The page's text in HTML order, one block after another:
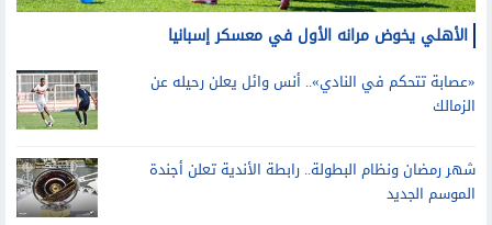
شهر رمضان ونظام البطولة.. رابطة الأندية تعلن أجندة
الموسم الجديد
قد يعجبك أيضا